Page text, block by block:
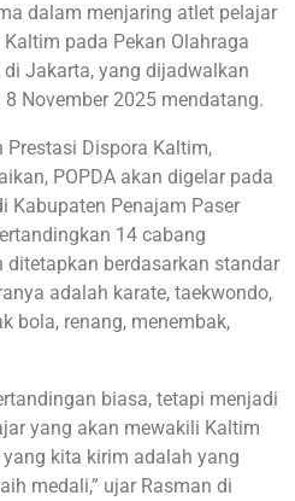
dalam menjaring atlet pelajar
pada Pekan Olahraga
di Jakarta, yang dijadwalkan
November 2025 mendatang.
Prestasi Dispora Kaltim,
POPDA akan digelar pada
Kabupaten Penajam Paser
14 cabang
berdasarkan standar
adalah karate, taekwondo,
bola, renang, menembak,
biasa, tetapi menjadi
yang akan mewakili Kaltim
kita kirim adalah yang
medali,” ujar Rasman di